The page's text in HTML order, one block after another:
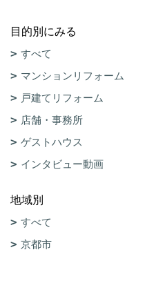
目的別にみる
すべて
マンションリフォーム
戸建てリフォーム
店舗・事務所
ゲストハウス
インタビュー動画
地域別
すべて
京都市